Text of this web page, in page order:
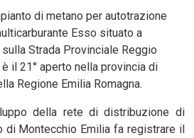
di metano per autotrazione
Esso situato a
Strada Provinciale Reggio
il 21° aperto nella provincia di
Regione Emilia Romagna.
della rete di distribuzione di
di Montecchio Emilia fa registrare il